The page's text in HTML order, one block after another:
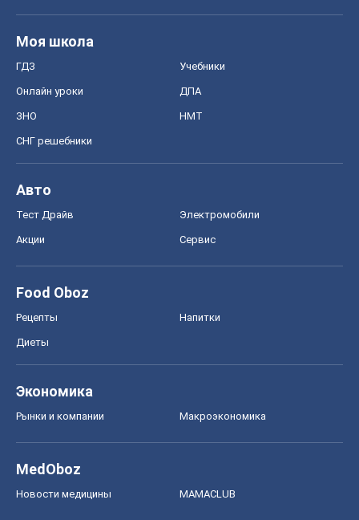
Моя школа
ГДЗ Учебники
Онлайн уроки ДПА
ЗНО НМТ
СНГ решебники
Авто
Тест Драйв Электромобили
Акции Сервис
Food Oboz
Рецепты Напитки
Диеты
Экономика
Рынки и компании Mакроэкономика
MedOboz
Новости медицины MAMACLUB